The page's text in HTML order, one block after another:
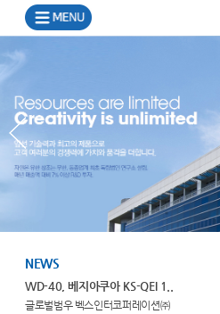
NEWS
WD-40, 베지아쿠아 KS-QEI 1..
글로벌범우 벡스인터코퍼레이션㈜